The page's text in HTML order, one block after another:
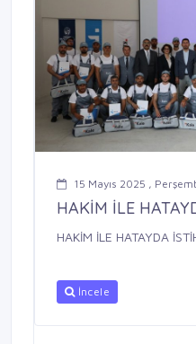
15 Mayıs 2025 ,
HAKİM İLE
HAKİM İLE HATAYDA
İncele